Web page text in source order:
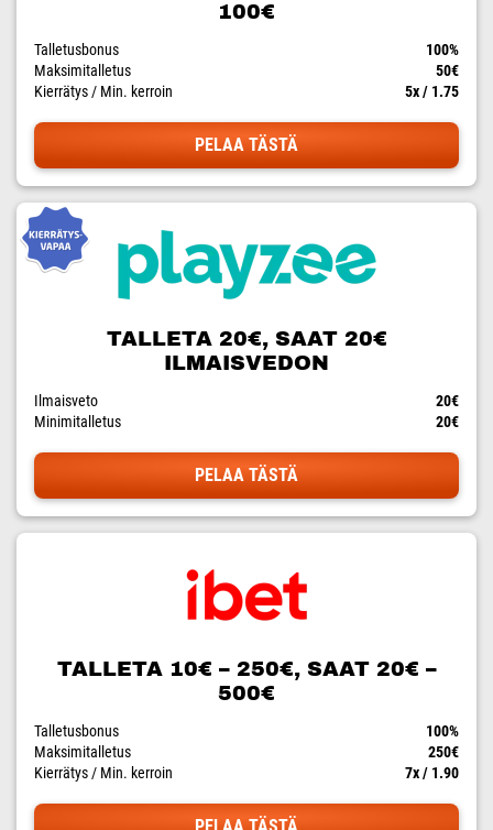
100€
Talletusbonus
100%
Maksimitalletus
50€
Kierrätys / Min. kerroin
5x / 1.75
PELAA TÄSTÄ
TALLETA 20€, SAAT 20€
ILMAISVEDON
Ilmaisveto
20€
Minimitalletus
20€
PELAA TÄSTÄ
TALLETA 10€ – 250€, SAAT 20€ –
500€
Talletusbonus
100%
Maksimitalletus
250€
Kierrätys / Min. kerroin
7x / 1.90